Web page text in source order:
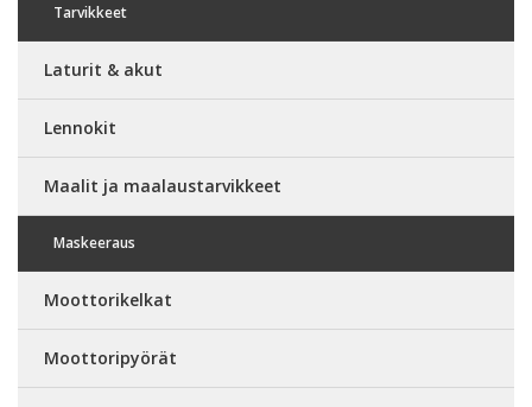
Tarvikkeet
Laturit & akut
Lennokit
Maalit ja maalaustarvikkeet
Maskeeraus
Moottorikelkat
Moottoripyörät